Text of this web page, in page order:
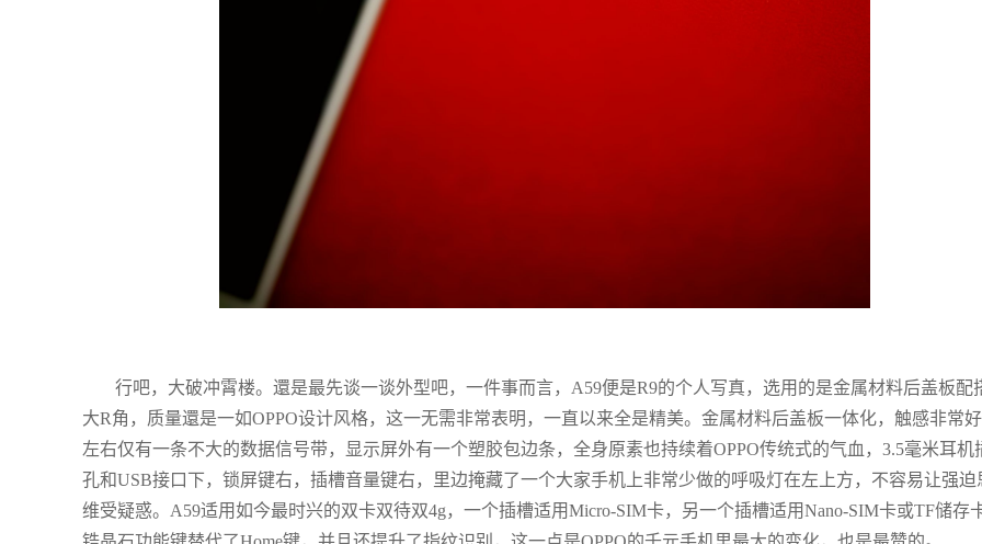
行吧，大破冲霄楼。還是最先谈一谈外型吧，一件事而言，A59便是R9的个人写真，选用的是金属材料后盖板配
大R角，质量還是一如OPPO设计风格，这一无需非常表明，一直以来全是精美。金属材料后盖板一体化，触感非常好
左右仅有一条不大的数据信号带，显示屏外有一个塑胶包边条，全身原素也持续着OPPO传统式的气血，3.5毫米耳机
孔和USB接口下，锁屏键右，插槽音量键右，里边掩藏了一个大家手机上非常少做的呼吸灯在左上方，不容易让强迫
维受疑惑。A59适用如今最时兴的双卡双待双4g，一个插槽适用Micro-SIM卡，另一个插槽适用Nano-SIM卡或TF储存卡